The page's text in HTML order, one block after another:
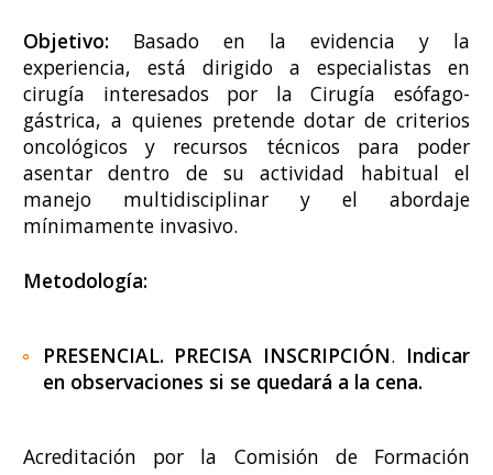
Objetivo: Basado en la evidencia y la
experiencia, está dirigido a especialistas en
cirugía interesados por la Cirugía esófago-
gástrica, a quienes pretende dotar de criterios
oncológicos y recursos técnicos para poder
asentar dentro de su actividad habitual el
manejo multidisciplinar y el abordaje
mínimamente invasivo.
Metodología:
PRESENCIAL. PRECISA INSCRIPCIÓN. Indicar
en observaciones si se quedará a la cena.
Acreditación por la Comisión de Formación